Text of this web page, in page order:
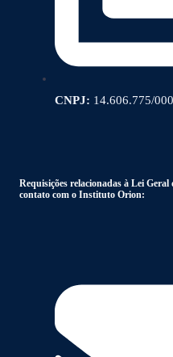
CNPJ: 14.606.775/
Requisições relacionadas à Lei
contato com o Instituto Orion: